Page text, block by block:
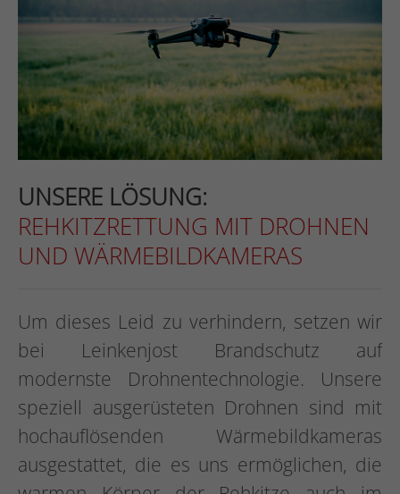
UNSERE LÖSUNG:
REHKITZRETTUNG MIT DROHNEN
UND WÄRMEBILDKAMERAS
Um dieses Leid zu verhindern, setzen wir
bei Leinkenjost Brandschutz auf
modernste Drohnentechnologie. Unsere
speziell ausgerüsteten Drohnen sind mit
hochauflösenden Wärmebildkameras
ausgestattet, die es uns ermöglichen, die